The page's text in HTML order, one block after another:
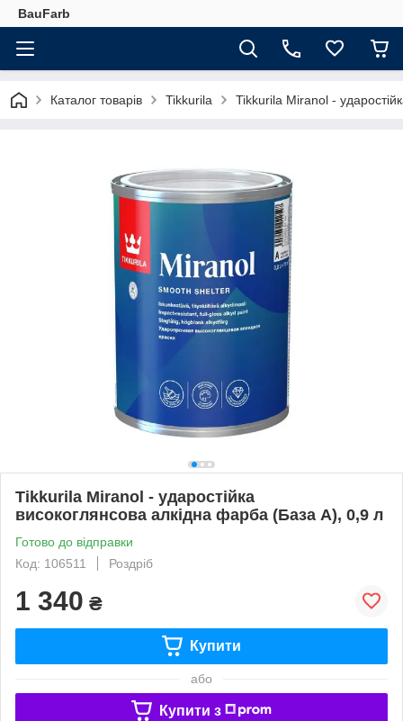
BauFarb
Каталог товарів Tikkurila Tikkurila Miranol -
Tikkurila Miranol - ударостійка
високоглянсова алкідна фарба (База А), 0,9 л
Готово до відправки
Код: 106511
Роздріб
1 340 ₴
Купити
або
Купити з